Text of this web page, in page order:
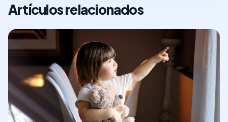
Artículos relacionados